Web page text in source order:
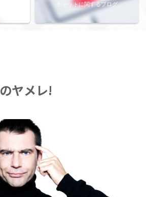
報
チャットに関するブログ
ヤメレ!